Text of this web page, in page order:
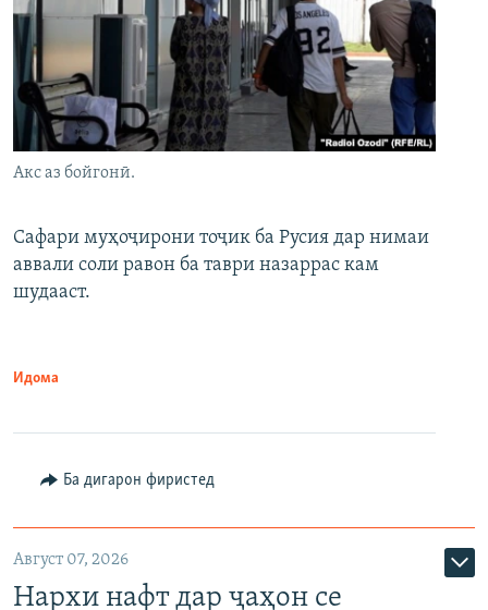
Акс аз бойгонӣ.
Сафари муҳоҷирони тоҷик ба Русия дар нимаи
аввали соли равон ба таври назаррас кам
шудааст.
Идома
Ба дигарон фиристед
Август 07, 2026
Нархи нафт дар ҷаҳон се